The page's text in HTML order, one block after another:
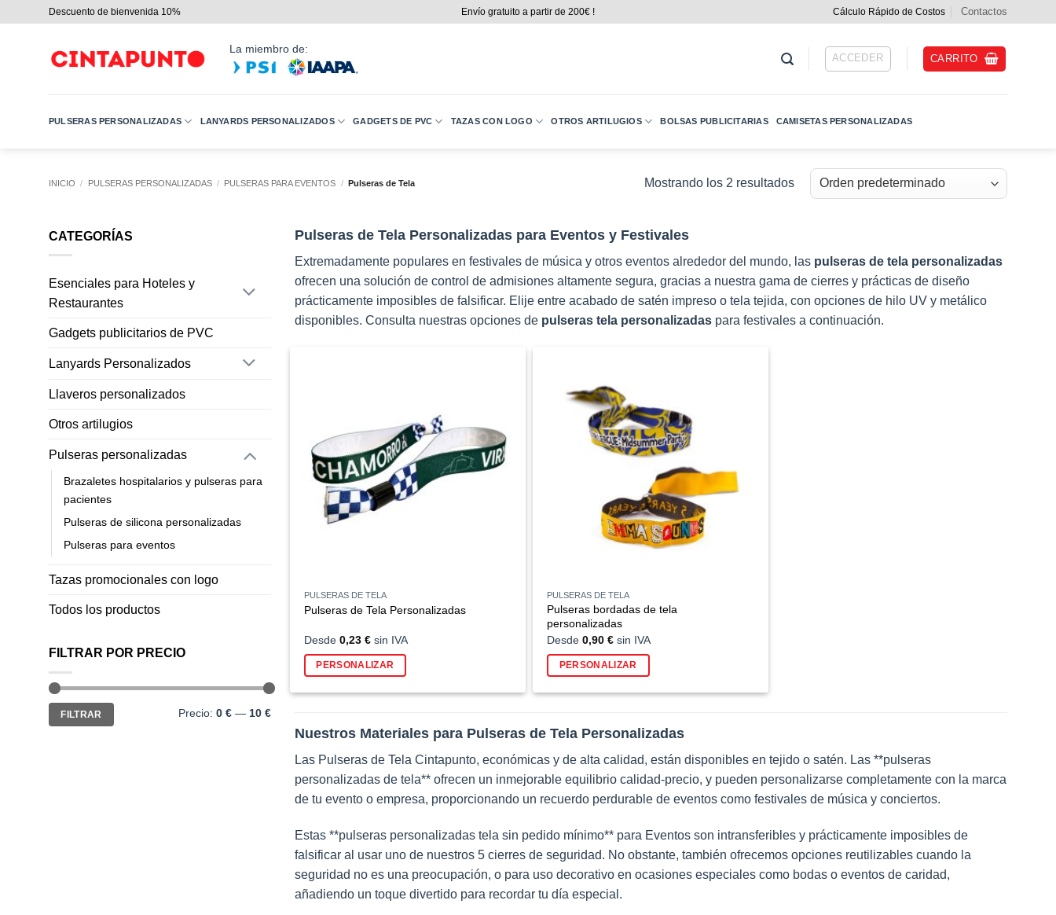
Descuento de bienvenida 10% Envío gratuito a partir de 200€ ! Cálculo Rápido de Costos Contactos
La miembro de:
ACCEDER CARRITO
PULSERAS PERSONALIZADAS LANYARDS PERSONALIZADOS GADGETS DE PVC TAZAS CON LOGO OTROS ARTILUGIOS BOLSAS PUBLICITARIAS CAMISETAS PERSONALIZADAS
INICIO / PULSERAS PERSONALIZADAS / PULSERAS PARA EVENTOS / Pulseras de Tela Mostrando los 2 resultados
CATEGORÍAS
Esenciales para Hoteles y
Restaurantes
Gadgets publicitarios de PVC
Lanyards Personalizados
Llaveros personalizados
Otros artilugios
Pulseras personalizadas
Brazaletes hospitalarios y pulseras para
pacientes
Pulseras de silicona personalizadas
Pulseras para eventos
Tazas promocionales con logo
Todos los productos
FILTRAR POR PRECIO
Precio
mínimo
Precio
máximo
FILTRAR Precio: 0 €— 10 €
Pulseras de Tela Personalizadas para Eventos y Festivales
Extremadamente populares en festivales de música y otros eventos alrededor del mundo, las pulseras de tela personalizadas
ofrecen una solución de control de admisiones altamente segura, gracias a nuestra gama de cierres y prácticas de diseño
prácticamente imposibles de falsificar. Elije entre acabado de satén impreso o tela tejida, con opciones de hilo UV y metálico
disponibles. Consulta nuestras opciones de pulseras tela personalizadaspara festivales a continuación.
PULSERAS DE TELA
Pulseras de Tela Personalizadas
Desde 0,23 €sin IVA
PERSONALIZAR
PULSERAS DE TELA
Pulseras bordadas de tela
personalizadas
Desde 0,90 €sin IVA
PERSONALIZAR
Nuestros Materiales para Pulseras de Tela Personalizadas
Las Pulseras de Tela Cintapunto, económicas y de alta calidad, están disponibles en tejido o satén. Las **pulseras
personalizadas de tela** ofrecen un inmejorable equilibrio calidad-precio, y pueden personalizarse completamente con la marca
de tu evento o empresa, proporcionando un recuerdo perdurable de eventos como festivales de música y conciertos.
Estas **pulseras personalizadas tela sin pedido mínimo** para Eventos son intransferibles y prácticamente imposibles de
falsificar al usar uno de nuestros 5 cierres de seguridad. No obstante, también ofrecemos opciones reutilizables cuando la
seguridad no es una preocupación, o para uso decorativo en ocasiones especiales como bodas o eventos de caridad,
añadiendo un toque divertido para recordar tu día especial.